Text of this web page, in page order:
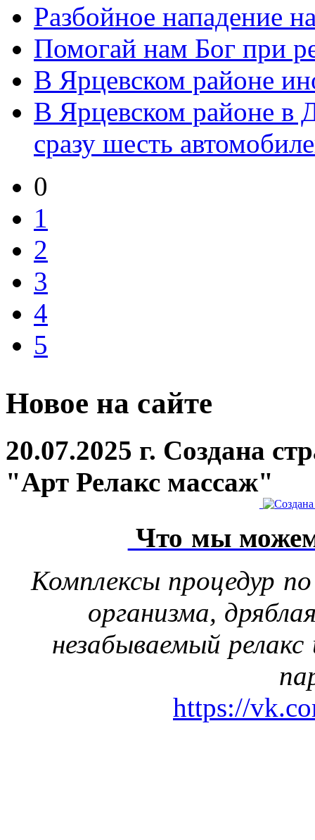
Разбойное нападение
Помогай нам Бог при
В Ярцевском районе
В Ярцевском районе в
сразу шесть
0
1
2
3
4
5
Новое на сайте
20.07.2025 г. Создана
"Арт Релакс массаж"
Что мы
Комплексы процедур
организма,
незабываемый
https://